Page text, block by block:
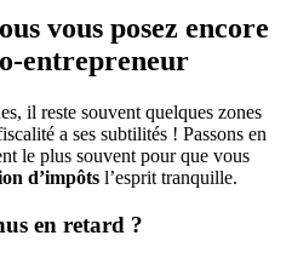
vous posez encore
entrepreneur
il reste souvent quelques zones
a ses subtilités ! Passons en
le plus souvent pour que vous
d’impôts l’esprit tranquille.
en retard ?